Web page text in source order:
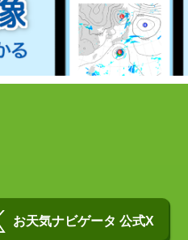
お天気ナビゲータ 公式X